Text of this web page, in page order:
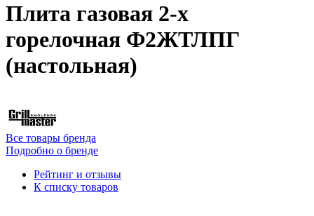
Плита газовая 2-х
горелочная Ф2ЖТЛПГ
(настольная)
Все товары бренда
Подробно о бренде
Рейтинг и отзывы
К списку товаров